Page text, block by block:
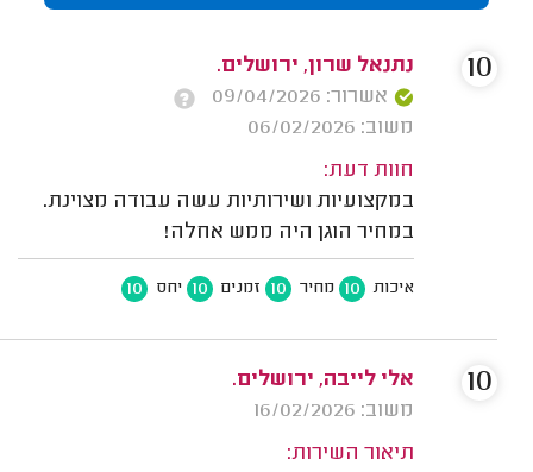
נתנאל שרון, ירושלים.
אשרור: 09/04/2026
משוב: 06/02/2026
חוות דעת:
במקצועיות ושירותיות עשה עבודה מצוינת.
במחיר הוגן היה ממש אחלה!
איכות 10 מחיר 10 זמנים 10 יחס 10
10
אלי לייבה, ירושלים.
משוב: 16/02/2026
תיאור השירות:
10